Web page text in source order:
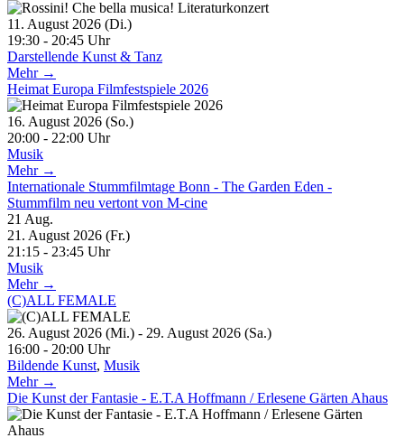
11. August 2026 (Di.)
19:30 - 20:45 Uhr
Darstellende Kunst & Tanz
Mehr →
Heimat Europa Filmfestspiele 2026
16. August 2026 (So.)
20:00 - 22:00 Uhr
Musik
Mehr →
Internationale Stummfilmtage Bonn - The Garden Eden -
Stummfilm neu vertont von M-cine
21 Aug.
21. August 2026 (Fr.)
21:15 - 23:45 Uhr
Musik
Mehr →
(C)ALL FEMALE
26. August 2026 (Mi.) - 29. August 2026 (Sa.)
16:00 - 20:00 Uhr
Bildende Kunst, Musik
Mehr →
Die Kunst der Fantasie - E.T.A Hoffmann / Erlesene Gärten Ahaus